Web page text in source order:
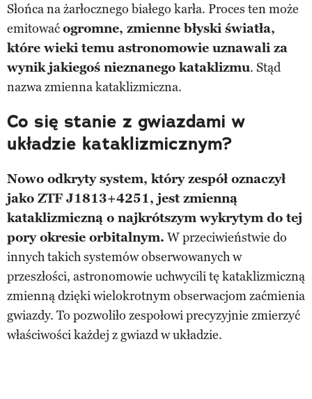
Słońca na żarłocznego białego karła. Proces ten może
emitowaćogromne, zmienne błyski światła,
które wieki temu astronomowie uznawali za
wynik jakiegoś nieznanego kataklizmu. Stąd
nazwa zmienna kataklizmiczna.
Co się stanie z gwiazdami w
układzie kataklizmicznym?
Nowo odkryty system, który zespół oznaczył
jako ZTF J1813+4251, jest zmienną
kataklizmiczną o najkrótszym wykrytym do tej
pory okresie orbitalnym. W przeciwieństwie do
innych takich systemów obserwowanych w
przeszłości, astronomowie uchwycili tę kataklizmiczną
zmienną dzięki wielokrotnym obserwacjom zaćmienia
gwiazdy. To pozwoliło zespołowi precyzyjnie zmierzyć
właściwości każdej z gwiazd w układzie.